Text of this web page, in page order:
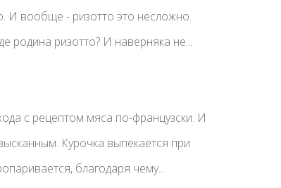
И вообще - ризотто это несложно.
родина ризотто? И наверняка не...
с рецептом мяса по-французски. И
Курочка выпекается при
благодаря чему...